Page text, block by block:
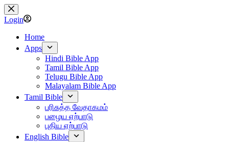
Skip
to
content
Login
Home
Apps
Hindi Bible App
Tamil Bible App
Telugu Bible App
Malayalam Bible App
Tamil Bible
பரிசுத்த வேதாகமம்
பழைய ஏற்பாடு
புதிய ஏற்பாடு
English Bible